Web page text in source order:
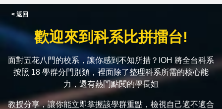
< 返回
歡迎來到科系比拼擂台!
面對五花八門的校系，讓你感到不知所措？IOH 將全台科系
按照 18 學群分門別類，裡面除了整理科系所需的核心能
力，還有熱門點閱的學長姐
教授分享，讓你能立即掌握該學群重點，檢視自己適不適合